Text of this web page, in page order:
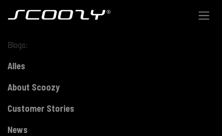
Blogs:
Alles
About Scoozy
Customer Stories
News